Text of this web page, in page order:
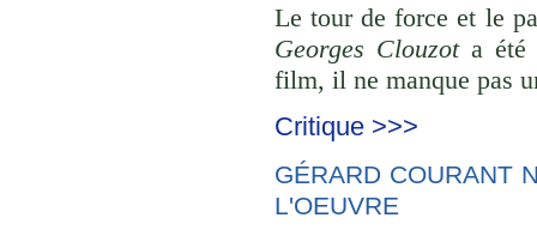
Le tour de force et le
Georges Clouzota été
film, il ne manque pas
Critique >>>
GÉRARD COURANT
L'OEUVRE